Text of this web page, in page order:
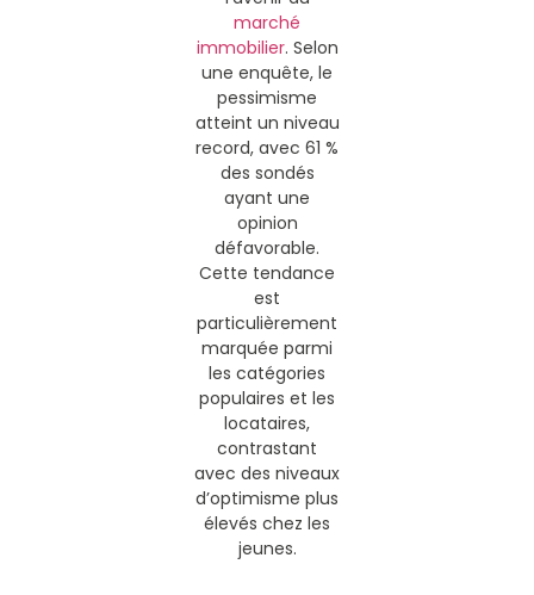
marché
immobilier. Selon
une enquête, le
pessimisme
atteint un niveau
record, avec 61 %
des sondés
ayant une
opinion
défavorable.
Cette tendance
est
particulièrement
marquée parmi
les catégories
populaires et les
locataires,
contrastant
avec des niveaux
d’optimisme plus
élevés chez les
jeunes.